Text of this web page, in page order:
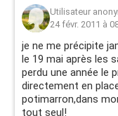
Utilisateur
24 févr. 2011 à
je ne me précipite
le 19 mai après les
perdu une année le
directement en
potimarron,dans
tout seul!